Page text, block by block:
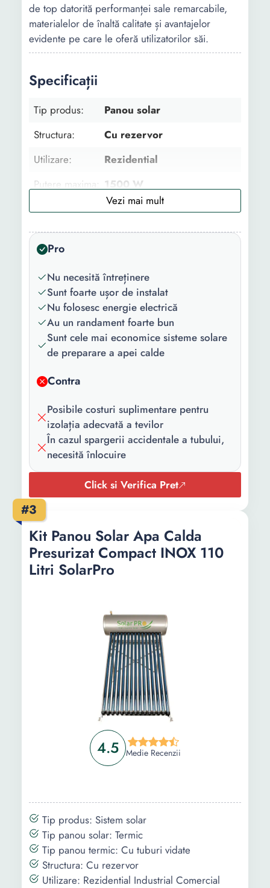
de top datorită performanței sale remarcabile,
materialelor de înaltă calitate și avantajelor
evidente pe care le oferă utilizatorilor săi.
Specificații
Tip produs:
Panou solar
Structura:
Cu rezervor
Utilizare:
Rezidential
Putere maxima: 1500 W
Temperatura
99 C
Numar tuburi:
Capacitate
lichid:
100 l
Material bazin: INOX
Material cadru: Inox
Recomandat
pentru
200 m²
Greutate: 60 Kg
Pro
Nu necesită întreținere
Sunt foarte ușor de instalat
Nu folosesc energie electrică
Au un randament foarte bun
Sunt cele mai economice sisteme solare
de preparare a apei calde
Contra
Posibile costuri suplimentare pentru
izolația adecvată a tevilor
În cazul spargerii accidentale a tubului,
necesită înlocuire
Click si Verifica Pret
#3
4.5 Medie Recenzii
Kit Panou Solar Apa Calda
Presurizat Compact INOX 110
Litri SolarPro
Tip produs: Sistem solar
Tip panou solar: Termic
Tip panou termic: Cu tuburi vidate
Structura: Cu rezervor
Utilizare: Rezidential Industrial Comercial